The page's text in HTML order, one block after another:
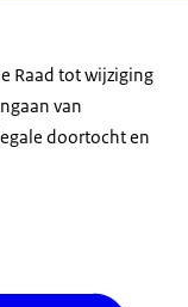
Raad tot wijziging
van
doortocht en